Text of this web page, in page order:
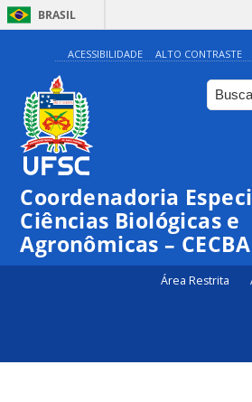
BRASIL
ACESSIBILIDADE ALTO CONTRASTE
Coordenadoria
Ciências Biológicas e
Agronômicas – CECBA
Área Restrita